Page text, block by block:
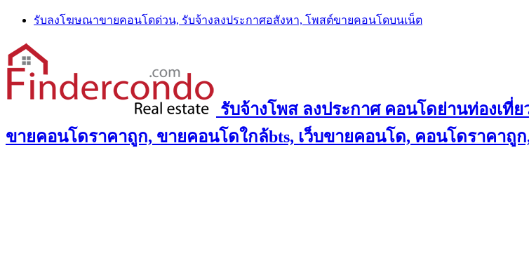
Skip
content
รับลงโฆษณาขายคอนโดด่วน, รับจ้างลงประกาศอสังหา, โพสต์ขายคอนโดบนเน็ต
รับจ้างโพส ลงประกาศ คอนโดย่านท่องเที่
ขายคอนโดราคาถูก, ขายคอนโดใกล้bts, เว็บขายคอนโด, คอนโดราคาถู